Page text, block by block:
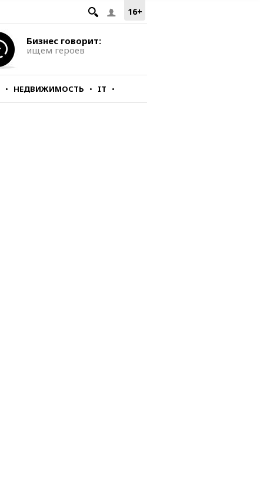
16+
Бизнес говорит:
ищем героев
НЕДВИЖИМОСТЬ IT